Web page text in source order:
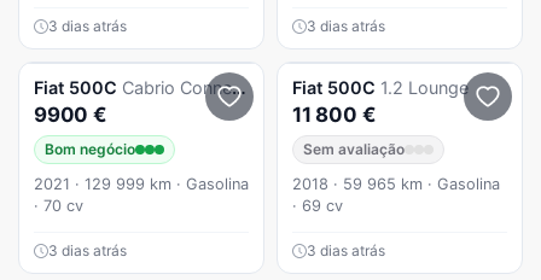
3 dias atrás 3 dias atrás
Fiat 500C Cabrio Connect Híbrido
9900 €
Bom negócio
2021 · 129 999 km · Gasolina
· 70 cv
3 dias atrás
Fiat 500C 1.2 Lounge
11 800 €
Sem avaliação
2018 · 59 965 km · Gasolina
· 69 cv
3 dias atrás